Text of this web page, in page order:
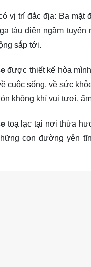
vị trí đắc địa: Ba mặt
tàu điện ngầm
sắp tới.
được thiết kế hòa
cuộc sống, về sức
không khí vui tươi,
toạ lạc tại nơi thừa
con đường yên